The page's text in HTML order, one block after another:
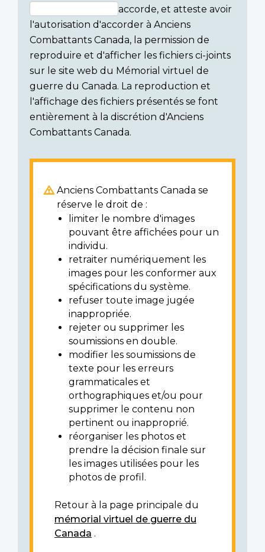
Consent
section
accorde, et atteste avoir
l'autorisation d'accorder à Anciens
Combattants Canada, la permission de
reproduire et d'afficher les fichiers ci-joints
sur le site web du Mémorial virtuel de
guerre du Canada. La reproduction et
l'affichage des fichiers présentés se font
entièrement à la discrétion d'Anciens
Combattants Canada.
Anciens Combattants Canada se
réserve le droit de :
limiter le nombre d'images
pouvant être affichées pour un
individu.
retraiter numériquement les
images pour les conformer aux
spécifications du système.
refuser toute image jugée
inappropriée.
rejeter ou supprimer les
soumissions en double.
modifier les soumissions de
texte pour les erreurs
grammaticales et
orthographiques et/ou pour
supprimer le contenu non
pertinent ou inapproprié.
réorganiser les photos et
prendre la décision finale sur
les images utilisées pour les
photos de profil.
Retour à la page principale du
mémorial virtuel de guerre du
Canada .